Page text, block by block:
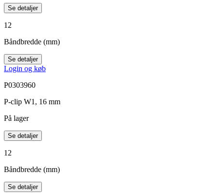
Se detaljer
12
Båndbredde (mm)
Se detaljer
Login og køb
P0303960
P-clip W1, 16 mm
På lager
Se detaljer
12
Båndbredde (mm)
Se detaljer